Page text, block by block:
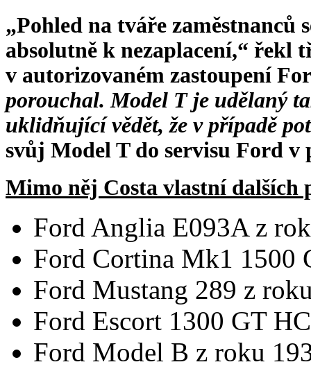
„Pohled na tváře
absolutně k nezaplacení,“ řekl
v autorizovaném zastoupení
porouchal. Model T je udělaný
uklidňující vědět, že v případě
svůj Model T do servisu Ford v
Mimo něj Costa vlastní dalších
Ford Anglia E093A z
Ford Cortina Mk1 1500
Ford Mustang 289 z
Ford Escort 1300 GT
Ford Model B z roku